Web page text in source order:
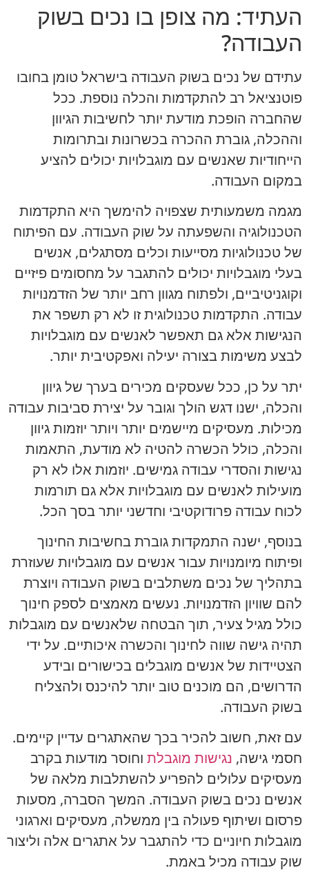
העתיד: מה צופן בו נכים בשוק
העבודה?
עתידם של נכים בשוק העבודה בישראל טומן בחובו
פוטנציאל רב להתקדמות והכלה נוספת. ככל
שהחברה הופכת מודעת יותר לחשיבות הגיוון
וההכלה, גוברת ההכרה בכשרונות ובתרומות
הייחודיות שאנשים עם מוגבלויות יכולים להציע
במקום העבודה.
מגמה משמעותית שצפויה להימשך היא התקדמות
הטכנולוגיה והשפעתה על שוק העבודה. עם הפיתוח
של טכנולוגיות מסייעות וכלים מסתגלים, אנשים
בעלי מוגבלויות יכולים להתגבר על מחסומים פיזיים
וקוגניטיביים, ולפתוח מגוון רחב יותר של הזדמנויות
עבודה. התקדמות טכנולוגית זו לא רק תשפר את
הנגישות אלא גם תאפשר לאנשים עם מוגבלויות
לבצע משימות בצורה יעילה ואפקטיבית יותר.
יתר על כן, ככל שעסקים מכירים בערך של גיוון
והכלה, ישנו דגש הולך וגובר על יצירת סביבות עבודה
מכילות. מעסיקים מיישמים יותר ויותר יוזמות גיוון
והכלה, כולל הכשרה להטיה לא מודעת, התאמות
נגישות והסדרי עבודה גמישים. יוזמות אלו לא רק
מועילות לאנשים עם מוגבלויות אלא גם תורמות
לכוח עבודה פרודוקטיבי וחדשני יותר בסך הכל.
בנוסף, ישנה התמקדות גוברת בחשיבות החינוך
ופיתוח מיומנויות עבור אנשים עם מוגבלויות שעוזרת
בתהליך של נכים משתלבים בשוק העבודה ויוצרת
להם שוויון הזדמנויות. נעשים מאמצים לספק חינוך
כולל מגיל צעיר, תוך הבטחה שלאנשים עם מוגבלות
תהיה גישה שווה לחינוך והכשרה איכותיים. על ידי
הצטיידות של אנשים מוגבלים בכישורים ובידע
הדרושים, הם מוכנים טוב יותר להיכנס ולהצליח
בשוק העבודה.
עם זאת, חשוב להכיר בכך שהאתגרים עדיין קיימים.
חסמי גישה, נגישות מוגבלת וחוסר מודעות בקרב
מעסיקים עלולים להפריע להשתלבות מלאה של
אנשים נכים בשוק העבודה. המשך הסברה, מסעות
פרסום ושיתוף פעולה בין ממשלה, מעסיקים וארגוני
מוגבלות חיוניים כדי להתגבר על אתגרים אלה וליצור
שוק עבודה מכיל באמת.